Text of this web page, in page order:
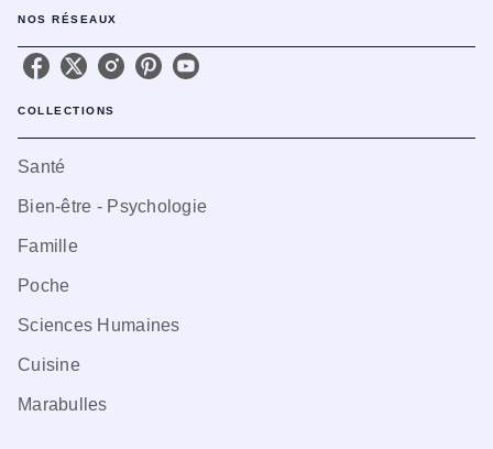
NOS RÉSEAUX
COLLECTIONS
Santé
Bien-être - Psychologie
Famille
Poche
Sciences Humaines
Cuisine
Marabulles